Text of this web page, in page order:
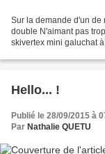
Sur la demande d'un de
double N'aimant pas
skivertex mini galuchat
Hello... !
Publié le 28/09/2015 à
Par Nathalie QUETU